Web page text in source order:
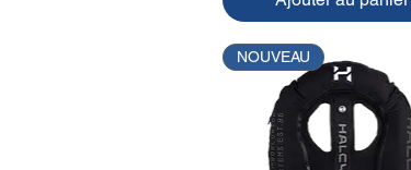
NOUVEAU